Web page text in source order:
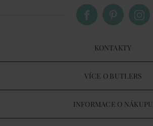
KONTAKTY
VÍCE O BUTLERS
INFORMACE O NÁKUPU